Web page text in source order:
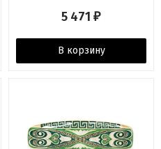
5 471 ₽
В корзину